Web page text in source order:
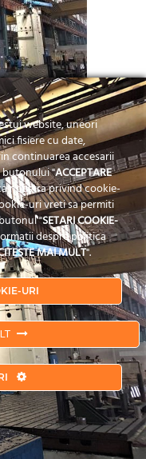
Termeni si Conditii|
Pion Media
& Conditions |Cookies
Media
website, uneori
fisiere cu date,
continuarea accesarii
butonului "ACCEPTARE
noastra privind cookie-
uri vreti sa permiti
"SETARI COOKIE-
despre politica
MAI MULT".
URI